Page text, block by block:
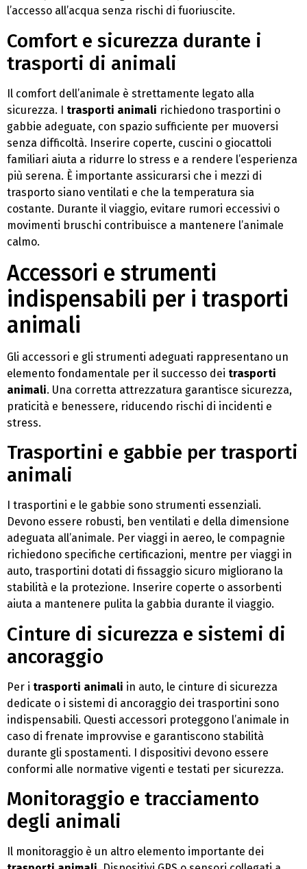
l’accesso all’acqua senza rischi di fuoriuscite.
Comfort e sicurezza durante i
trasporti di animali
Il comfort dell’animale è strettamente legato alla
sicurezza. I trasporti animali richiedono trasportini o
gabbie adeguate, con spazio sufficiente per muoversi
senza difficoltà. Inserire coperte, cuscini o giocattoli
familiari aiuta a ridurre lo stress e a rendere l’esperienza
più serena. È importante assicurarsi che i mezzi di
trasporto siano ventilati e che la temperatura sia
costante. Durante il viaggio, evitare rumori eccessivi o
movimenti bruschi contribuisce a mantenere l’animale
calmo.
Accessori e strumenti
indispensabili per i trasporti
animali
Gli accessori e gli strumenti adeguati rappresentano un
elemento fondamentale per il successo dei trasporti
animali. Una corretta attrezzatura garantisce sicurezza,
praticità e benessere, riducendo rischi di incidenti e
stress.
Trasportini e gabbie per trasporti
animali
I trasportini e le gabbie sono strumenti essenziali.
Devono essere robusti, ben ventilati e della dimensione
adeguata all’animale. Per viaggi in aereo, le compagnie
richiedono specifiche certificazioni, mentre per viaggi in
auto, trasportini dotati di fissaggio sicuro migliorano la
stabilità e la protezione. Inserire coperte o assorbenti
aiuta a mantenere pulita la gabbia durante il viaggio.
Cinture di sicurezza e sistemi di
ancoraggio
Per i trasporti animali in auto, le cinture di sicurezza
dedicate o i sistemi di ancoraggio dei trasportini sono
indispensabili. Questi accessori proteggono l’animale in
caso di frenate improvvise e garantiscono stabilità
durante gli spostamenti. I dispositivi devono essere
conformi alle normative vigenti e testati per sicurezza.
Monitoraggio e tracciamento
degli animali
Il monitoraggio è un altro elemento importante dei